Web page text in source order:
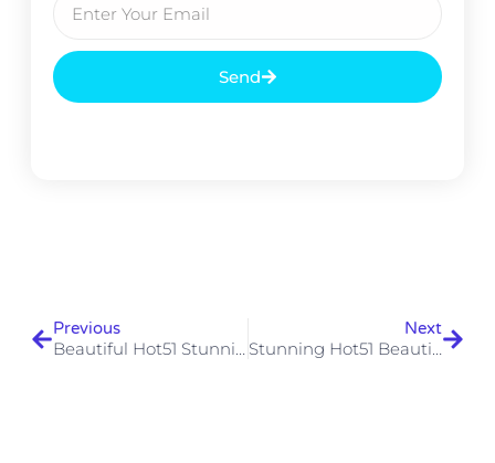
Send
Previous
Beautiful Hot51 Stunning Livestream Hàng Đầu
Next
Stunning Hot51 Beautiful Livestream Hàng Đầu